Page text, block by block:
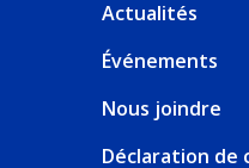
Actualités
Événements
Nous joindre
Déclaration